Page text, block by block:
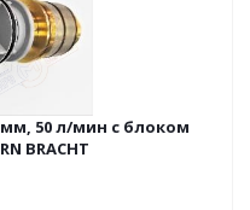
50 л/мин с блоком
BRACHT